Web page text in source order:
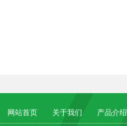
网站首页 关于我们 产品介绍